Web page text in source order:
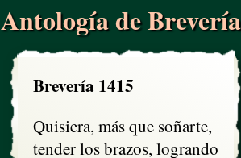
Antología de
Brevería 1415
Quisiera, más que soñarte,
tender los brazos, logrando